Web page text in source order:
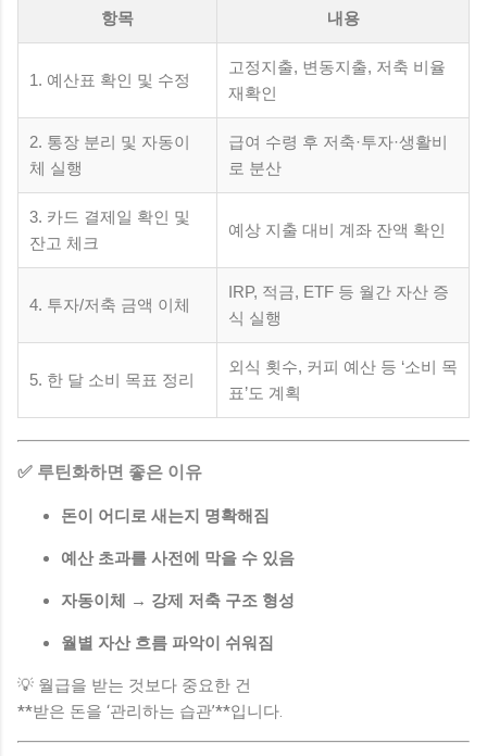
항목 내용
1. 예산표 확인 및 수정
고정지출, 변동지출, 저축 비율
재확인
2. 통장 분리 및 자동이
체 실행
급여 수령 후 저축·투자·생활비
로 분산
3. 카드 결제일 확인 및
잔고 체크
예상 지출 대비 계좌 잔액 확인
4. 투자/저축 금액 이체
IRP, 적금, ETF 등 월간 자산 증
식 실행
5. 한 달 소비 목표 정리
외식 횟수, 커피 예산 등 ‘소비 목
표’도 계획
✅ 루틴화하면 좋은 이유
돈이 어디로 새는지 명확해짐
예산 초과를 사전에 막을 수 있음
자동이체 → 강제 저축 구조 형성
월별 자산 흐름 파악이 쉬워짐
💡 월급을 받는 것보다 중요한 건
**받은 돈을 ‘관리하는 습관’**입니다.